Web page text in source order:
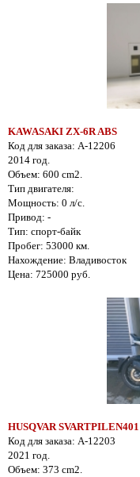
KAWASAKI ZX-6R ABS
Код для заказа: A-12206
2014 год.
Объем: 600 cm2.
Тип двигателя:
Мощность: 0 л/с.
Привод: -
Тип: спорт-байк
Пробег: 53000 км.
Нахождение: Владивосток
Цена: 725000 руб.
HUSQVAR SVARTPILEN401
Код для заказа: A-12203
2021 год.
Объем: 373 cm2.